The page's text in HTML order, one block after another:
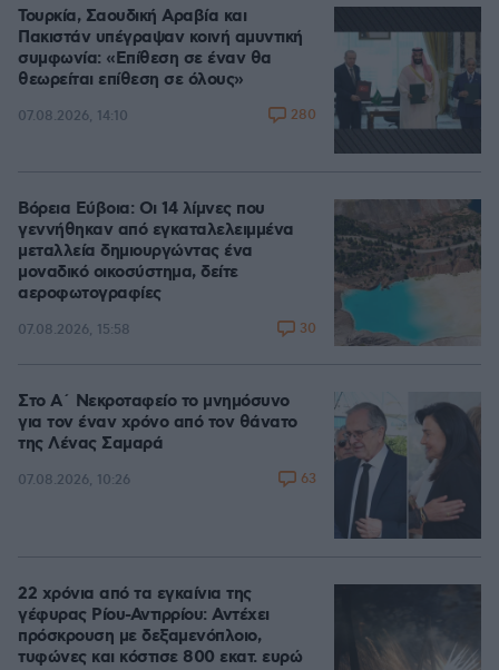
Τουρκία, Σαουδική Αραβία και
Πακιστάν υπέγραψαν κοινή αμυντική
συμφωνία: «Επίθεση σε έναν θα
θεωρείται επίθεση σε όλους»
07.08.2026, 14:10 280
Βόρεια Εύβοια: Οι 14 λίμνες που
γεννήθηκαν από εγκαταλελειμμένα
μεταλλεία δημιουργώντας ένα
μοναδικό οικοσύστημα, δείτε
αεροφωτογραφίες
07.08.2026, 15:58 30
Στο Α΄ Νεκροταφείο το μνημόσυνο
για τον έναν χρόνο από τον θάνατο
της Λένας Σαμαρά
07.08.2026, 10:26 63
22 χρόνια από τα εγκαίνια της
γέφυρας Ρίου-Αντιρρίου: Αντέχει
πρόσκρουση με δεξαμενόπλοιο,
τυφώνες και κόστισε 800 εκατ. ευρώ